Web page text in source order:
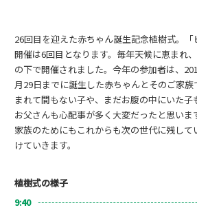
26回目を迎えた赤ちゃん誕生記念植樹式。
開催は6回目となります。毎年天候に恵まれ
の下で開催されました。今年の参加者は、
月29日までに誕生した赤ちゃんとそのご家
まれて間もない子や、まだお腹の中にいた子
お父さんも心配事が多く大変だったと思い
家族のためにもこれからも次の世代に残し
けていきます。
植樹式の様子
9:40